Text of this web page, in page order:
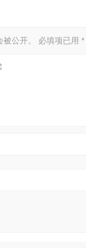
公开。 必填项已用*